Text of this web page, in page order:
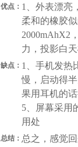
优点： 1、外表漂亮
柔和的橡胶
2000mAhX2
力，投影白
缺点： 1、手机发热
慢，启动得
果用耳机的
5、屏幕采用
用处
总结： 总之，感觉